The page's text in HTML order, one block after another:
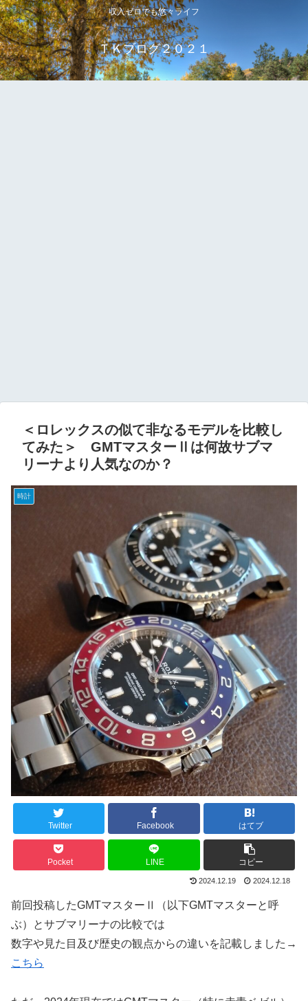
収入ゼロでも悠々ライフ
ＴＫブログ２０２１
＜ロレックスの似て非なるモデルを比較し
てみた＞ GMTマスターⅡは何故サブマ
リーナより人気なのか？
時計
Twitter Facebook はてブ
Pocket LINE コピー
2024.12.19 2024.12.18
前回投稿したGMTマスターⅡ（以下GMTマスターと呼
ぶ）とサブマリーナの比較では
数字や見た目及び歴史の観点からの違いを記載しました→
こちら